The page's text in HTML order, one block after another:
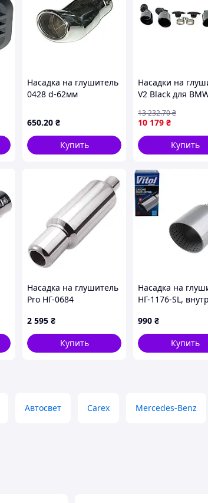
Насадка на глушитель
0428 d-62мм
650.20 ₴
Купить
Насадки на
V2 Black для
X5M F95 тюнинг
аксессуары для
10 179 ₴
13 232.70₴
Купить
Насадка на глушитель
Pro НГ-0684
2 595 ₴
Купить
Насадка на
НГ-1176-SL,
внеш.d 89мм
(00000061026)
990 ₴
Купить
Автосвет Carex Mercedes-Benz